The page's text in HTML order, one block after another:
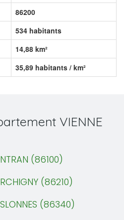
86200
534 habitants
14,88 km²
35,89 habitants / km²
VIENNE
(86100)
(86210)
(86340)